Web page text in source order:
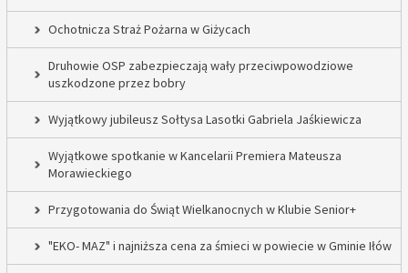
Ochotnicza Straż Pożarna w Giżycach
Druhowie OSP zabezpieczają wały przeciwpowodziowe
uszkodzone przez bobry
Wyjątkowy jubileusz Sołtysa Lasotki Gabriela Jaśkiewicza
Wyjątkowe spotkanie w Kancelarii Premiera Mateusza
Morawieckiego
Przygotowania do Świąt Wielkanocnych w Klubie Senior+
"EKO- MAZ" i najniższa cena za śmieci w powiecie w Gminie Iłów